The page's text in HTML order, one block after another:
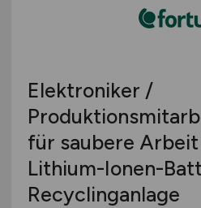
Elektroniker /
für saubere
Lithium-Ionen-
Recyclinganlage